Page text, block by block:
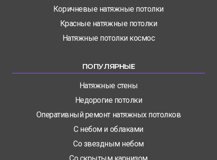
Коричневые натяжные потолки
Красные натяжные потолки
Натяжные потолки космос
ПОПУЛЯРНЫЕ
Натяжные стены
Недорогие потолки
Оперативный ремонт натяжных потолков
С небом и облаками
Со звездным небом